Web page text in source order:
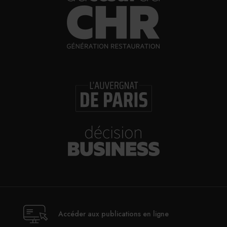
30/07/2026
Incendies : l’aide d’urgence rehaussée à 8
30/07/2026
Les Bold Woman Dinners de Veuve Clicquot
de retour
Accéder aux publications en ligne